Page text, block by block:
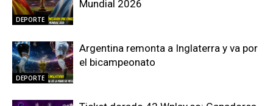
DEPORTE
Mundial 2026
DEPORTE
Argentina remonta a Inglaterra y va por
el bicampeonato